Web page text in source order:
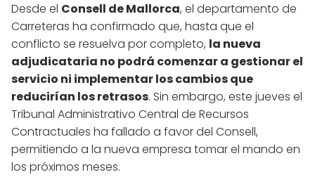
Desde el Consell de Mallorca, el departamento de
Carreteras ha confirmado que, hasta que el
conflicto se resuelva por completo, la nueva
adjudicataria no podrá comenzar a gestionar el
servicio ni implementar los cambios que
reducirían los retrasos. Sin embargo, este jueves el
Tribunal Administrativo Central de Recursos
Contractuales ha fallado a favor del Consell,
permitiendo a la nueva empresa tomar el mando en
los próximos meses.